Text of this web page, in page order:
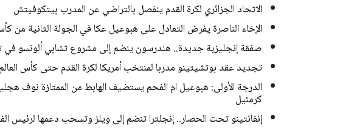
الاتحاد الجزائري لكرة القدم ينفصل بالتراضي عن المدرب بيتكوفيتش
الإخاء الناصرة يفرض التعادل على هبوعيل عكا في الجولة الثانية من
صفقة إنجليزية جديدة.. هندرسون ينضم إلى مشروع تشابي ألونسو
تجديد عقد بوتشيتينو مدربا لمنتخب أمريكا لكرة القدم حتى كأس العالم 2030
الدرجة الأولى: هبوعيل ام الفحم يستضيف الهابط من الممتازة نوف
كرمئيل
إنفانتينو تحت الحصار.. إنجلترا تنضم إلى ويلز وتسحب دعمها لرئيس